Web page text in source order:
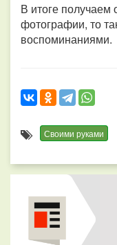
В итоге получаем
фотографии, то
воспоминаниями.
Своими руками